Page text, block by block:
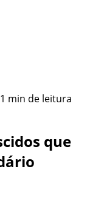
1 min de leitura
que